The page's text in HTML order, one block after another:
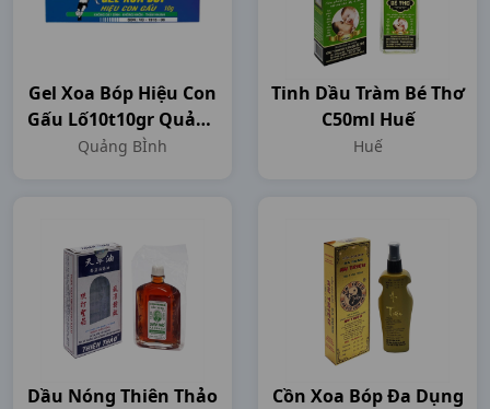
Gel Xoa Bóp Hiệu Con
Gấu Lố10t10gr Quảng
BÌnh
Quảng BÌnh
Tinh Dầu Tràm Bé Thơ
C50ml Huế
Huế
Dầu Nóng Thiên Thảo
Cồn Xoa Bóp Đa Dụng